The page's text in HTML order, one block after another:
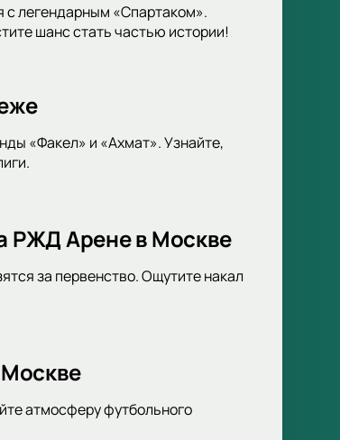
с легендарным «Спартаком».
шанс стать частью истории!
«Факел» и «Ахмат». Узнайте,
РЖД Арене в Москве
за первенство. Ощутите накал
атмосферу футбольного